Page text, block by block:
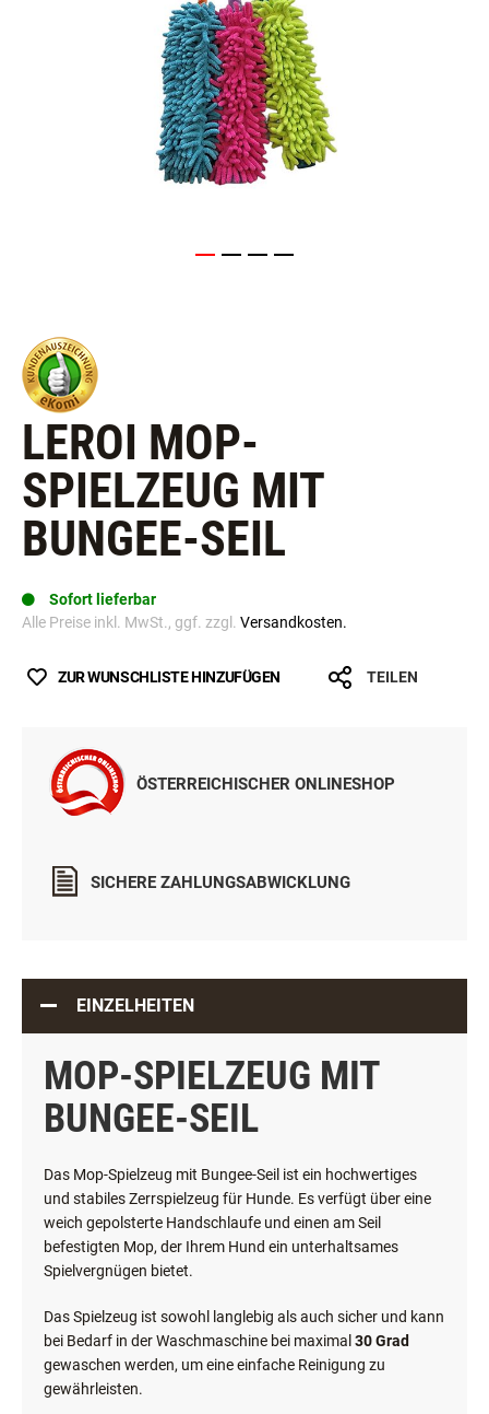
LEROI MOP-
SPIELZEUG MIT
BUNGEE-SEIL
Sofort lieferbar
Alle Preise inkl. MwSt., ggf. zzgl. Versandkosten.
ZUR WUNSCHLISTE HINZUFÜGEN TEILEN
ÖSTERREICHISCHER ONLINESHOP
SICHERE ZAHLUNGSABWICKLUNG
EINZELHEITEN
MOP-SPIELZEUG MIT
BUNGEE-SEIL
Das Mop-Spielzeug mit Bungee-Seil ist ein hochwertiges
und stabiles Zerrspielzeug für Hunde. Es verfügt über eine
weich gepolsterte Handschlaufe und einen am Seil
befestigten Mop, der Ihrem Hund ein unterhaltsames
Spielvergnügen bietet.
Das Spielzeug ist sowohl langlebig als auch sicher und kann
bei Bedarf in der Waschmaschine bei maximal 30 Grad
gewaschen werden, um eine einfache Reinigung zu
gewährleisten.